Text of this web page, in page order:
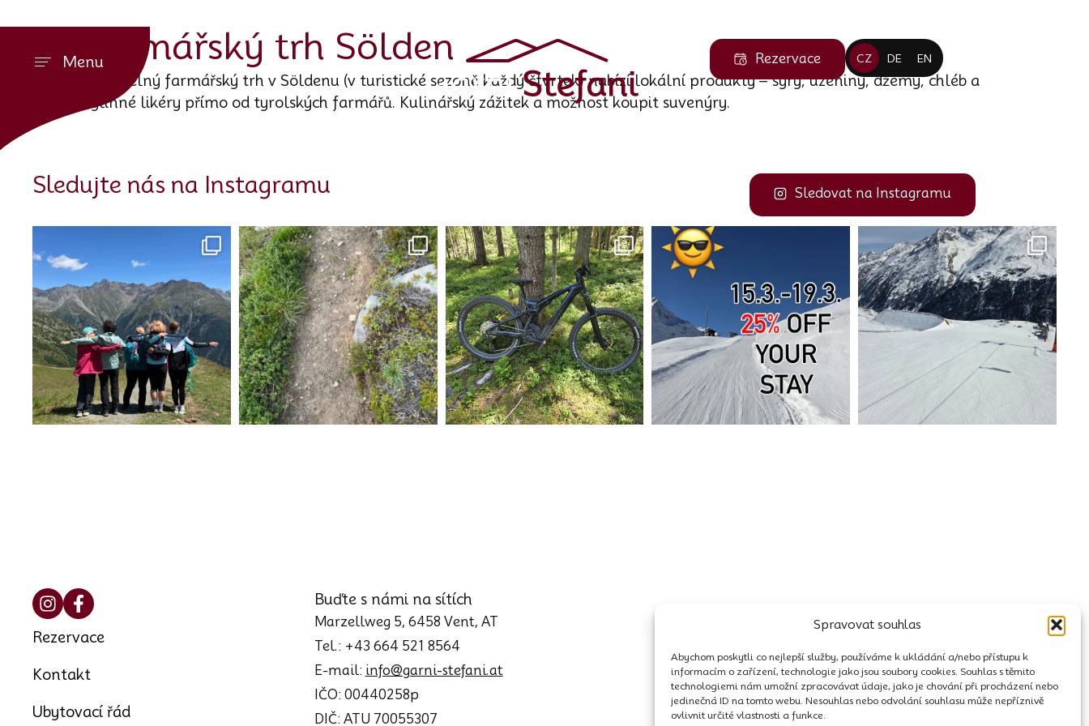
Spravovat souhlas
Abychom poskytli co nejlepší služby, používáme k ukládání a/nebo přístupu k
informacím o zařízení, technologie jako jsou soubory cookies. Souhlas s těmito
technologiemi nám umožní zpracovávat údaje, jako je chování při procházení nebo
jedinečná ID na tomto webu. Nesouhlas nebo odvolání souhlasu může nepříznivě
ovlivnit určité vlastnosti a funkce.
Menu Rezervace CZ DE EN
Farmářský trh Sölden
Pravidelný farmářský trh v Söldenu (v turistické sezoně každý čtvrtek) nabízí lokální produkty – sýry, uzeniny, džemy, chléb a
bylinné likéry přímo od tyrolských farmářů. Kulinářský zážitek a možnost koupit suvenýry.
Sledujte nás na Instagramu Sledovat na Instagramu
Rezervace
Kontakt
Ubytovací řád
Buďte s námi na sítích
Marzellweg 5, 6458 Vent, AT
Tel.: +43 664 521 8564
E-mail: info@garni-stefani.at
IČO: 00440258p
DIČ: ATU 70055307